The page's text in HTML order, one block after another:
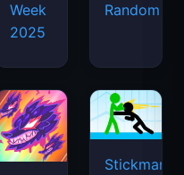
Week
2025
Random
Stickman